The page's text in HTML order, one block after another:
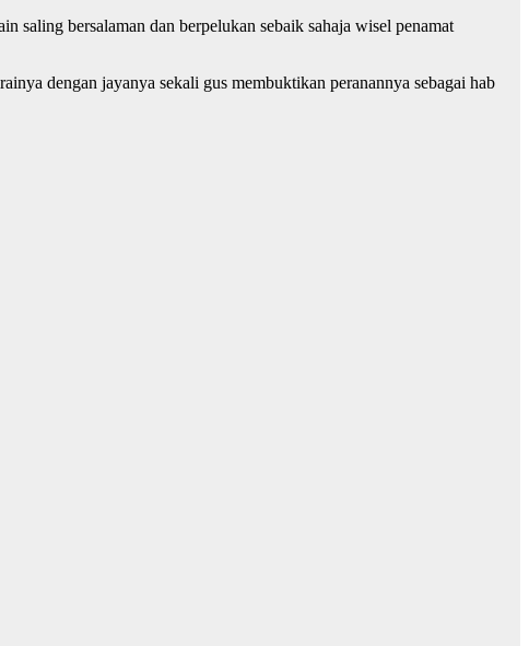
saling bersalaman dan berpelukan sebaik sahaja wisel penamat
dengan jayanya sekali gus membuktikan peranannya sebagai hab